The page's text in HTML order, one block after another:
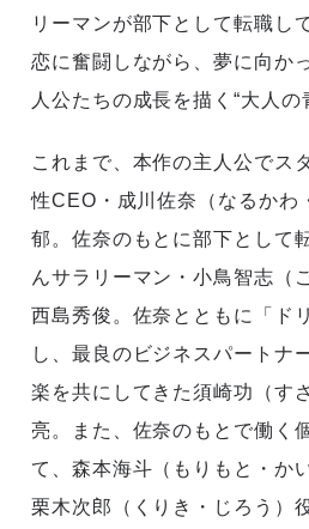
リーマンが部下として転職し
恋に奮闘しながら、夢に向か
人公たちの成長を描く“大人の
これまで、本作の主人公でス
性CEO・成川佐奈（なるかわ
郁。佐奈のもとに部下として
んサラリーマン・小鳥智志（
西島秀俊。佐奈とともに「ド
し、最良のビジネスパートナ
楽を共にしてきた須崎功（す
亮。また、佐奈のもとで働く
て、森本海斗（もりもと・か
栗木次郎（くりき・じろう）